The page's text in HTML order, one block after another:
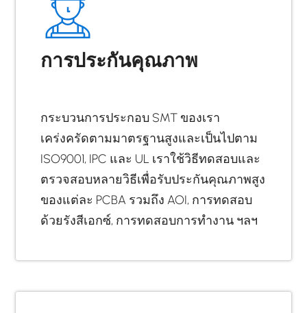
การประกันคุณภาพ
กระบวนการประกอบ SMT ของเรา
เคร่งครัดตามมาตรฐานสูงและเป็นไปตาม
ISO9001, IPC และ UL เราใช้วิธีทดสอบและ
ตรวจสอบหลายวิธีเพื่อรับประกันคุณภาพสูง
ของแต่ละ PCBA รวมถึง AOI, การทดสอบ
ด้วยรังสีเอกซ์, การทดสอบการทำงาน ฯลฯ